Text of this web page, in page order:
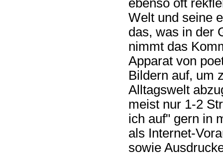
ebenso oft
Welt und seine
das, was in der
nimmt das
Apparat von
Bildern auf, um
Alltagswelt
meist nur 1-2
ich auf" gern in
als Internet-
sowie